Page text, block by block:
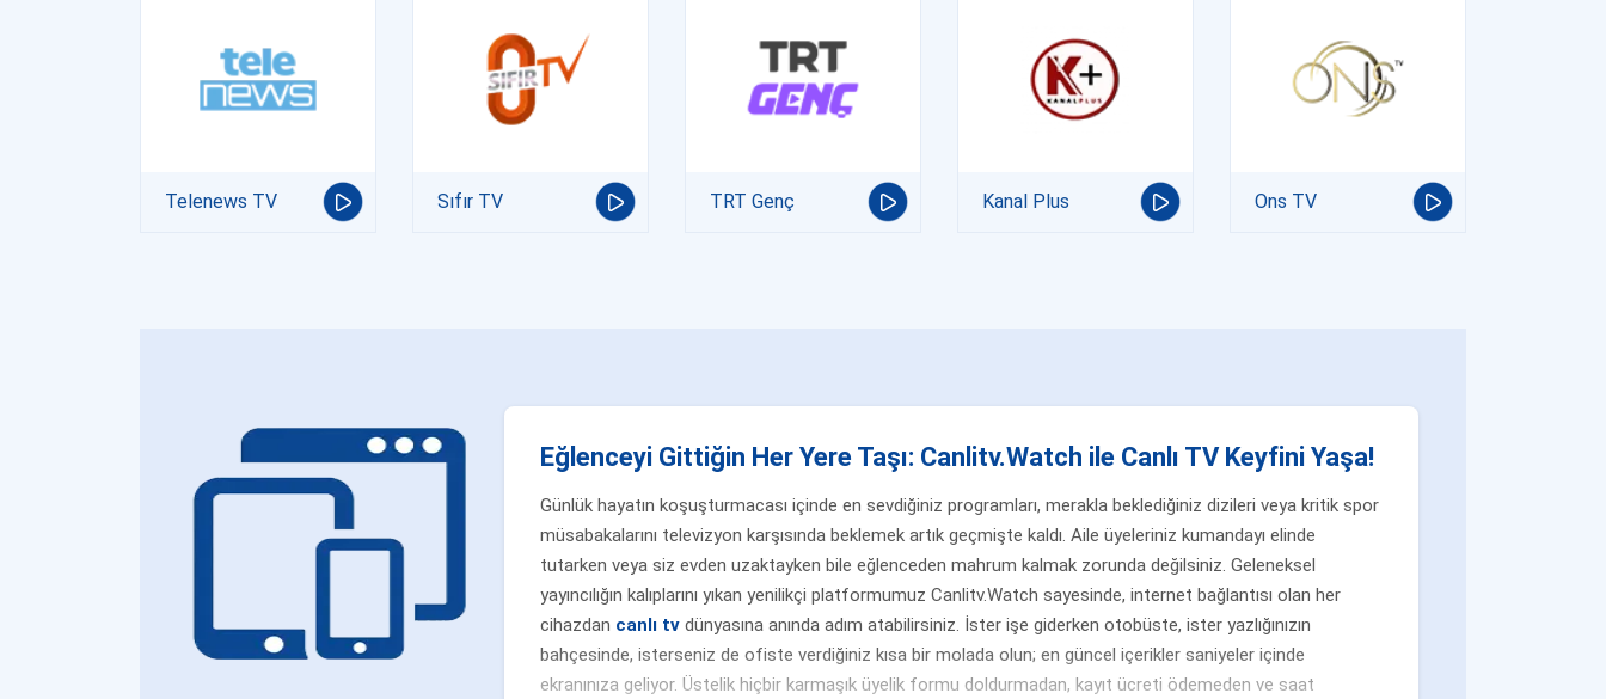
Telenews TV Sıfır TV TRT Genç Kanal Plus Ons TV
Eğlenceyi Gittiğin Her Yere Taşı: Canlitv.Watch ile Canlı TV Keyfini Yaşa!
Günlük hayatın koşuşturmacası içinde en sevdiğiniz programları, merakla beklediğiniz dizileri veya kritik spor
müsabakalarını televizyon karşısında beklemek artık geçmişte kaldı. Aile üyeleriniz kumandayı elinde
tutarken veya siz evden uzaktayken bile eğlenceden mahrum kalmak zorunda değilsiniz. Geleneksel
yayıncılığın kalıplarını yıkan yenilikçi platformumuz Canlitv.Watch sayesinde, internet bağlantısı olan her
cihazdan canlı tv dünyasına anında adım atabilirsiniz. İster işe giderken otobüste, ister yazlığınızın
bahçesinde, isterseniz de ofiste verdiğiniz kısa bir molada olun; en güncel içerikler saniyeler içinde
ekranınıza geliyor. Üstelik hiçbir karmaşık üyelik formu doldurmadan, kayıt ücreti ödemeden ve saat